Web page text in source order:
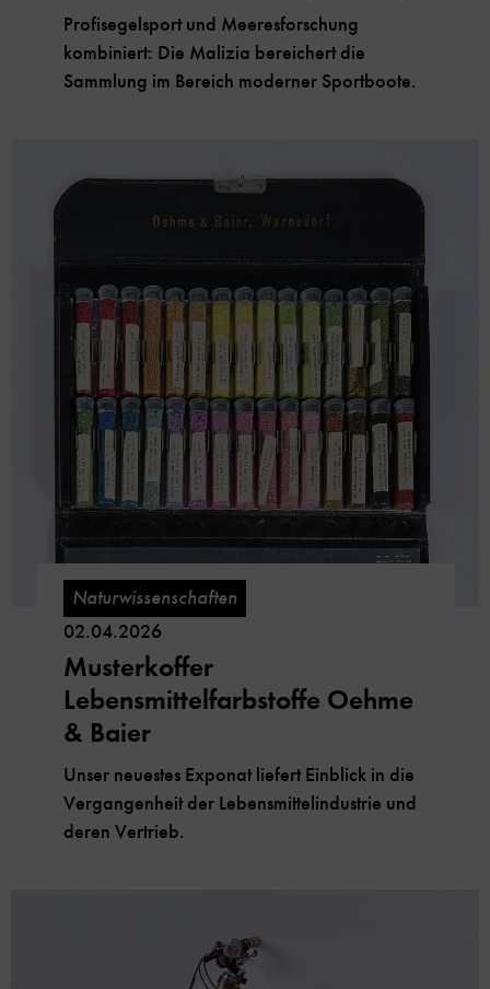
Profisegelsport und Meeresforschung
kombiniert: Die Malizia bereichert die
Sammlung im Bereich moderner Sportboote.
Naturwissenschaften
02.04.2026
Musterkoffer
Lebensmittelfarbstoffe Oehme
& Baier
Unser neuestes Exponat liefert Einblick in die
Vergangenheit der Lebensmittelindustrie und
deren Vertrieb.